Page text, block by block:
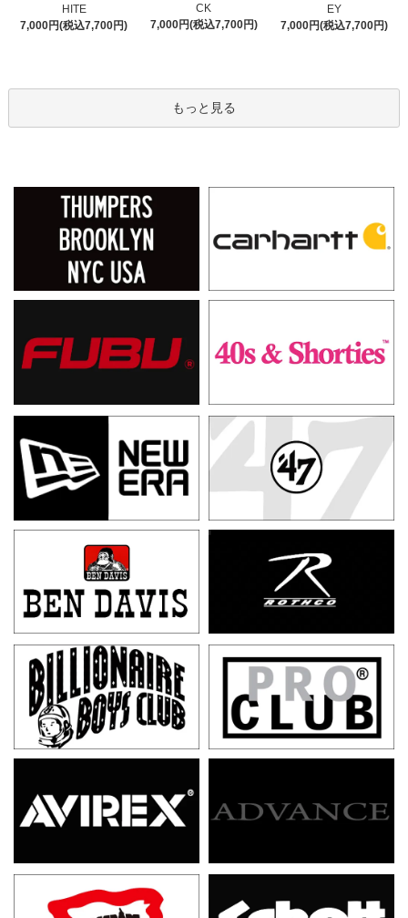
HITE
7,000円(税込7,700円)
CK
7,000円(税込7,700円)
EY
7,000円(税込7,700円)
もっと見る